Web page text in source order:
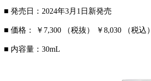
■ 発売日：2024年3月1日新発売
■ 価格： ￥7,300 （税抜） ￥8,030 （税込）
■ 内容量：30mL